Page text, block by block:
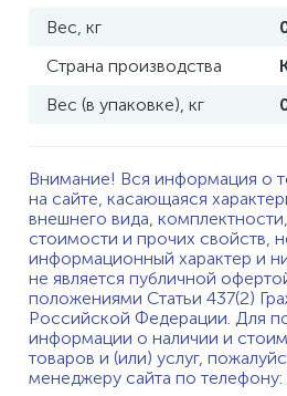
Вес, кг
Страна производства
Вес (в упаковке), кг
Внимание! Вся информация о
на сайте, касающаяся
внешнего вида,
стоимости и прочих свойств,
информационный характер и
не является публичной
положениями Статьи 437(2)
Российской Федерации. Для
информации о наличии и
товаров и (или) услуг,
менеджеру сайта по телефону: